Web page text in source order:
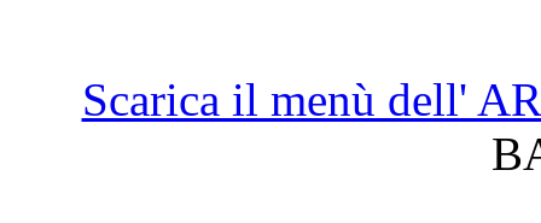
Scarica il menù dell'